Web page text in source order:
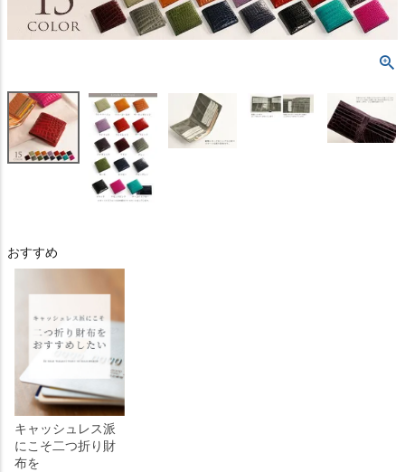
おすすめ
キャッシュレス派
にこそ二つ折り財
布を